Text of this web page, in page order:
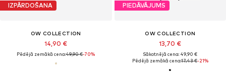
IZPĀRDOŠANA
OW COLLECTION
14,90 €
Pēdējā zemākā cena:49,90 €-70%
PIEDĀVĀJUMS
OW COLLECTION
13,70 €
Sākotnējā cena: 49,90 €
Pēdējā zemākā cena:17,43 €-21%